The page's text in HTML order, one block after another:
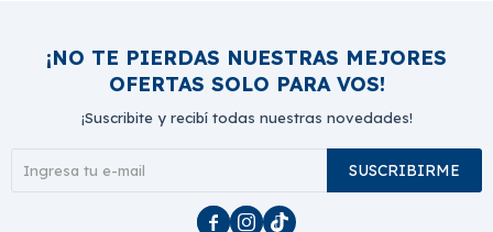
¡NO TE PIERDAS NUESTRAS MEJORES
OFERTAS SOLO PARA VOS!
¡Suscribite y recibí todas nuestras novedades!
SUSCRIBIRME
  